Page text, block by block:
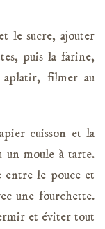
le sucre, ajouter
puis la farine,
filmer au
cuisson et la
un moule à tarte.
entre le pouce et
une fourchette.
et éviter tout